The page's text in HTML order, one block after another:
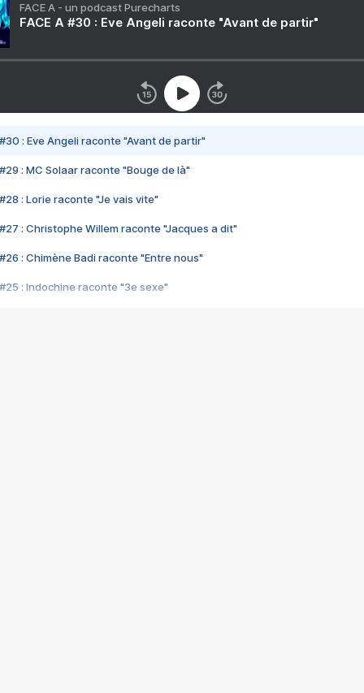
FACE A - un podcast Purecharts
FACE A #30 : Eve Angeli raconte "Avant de partir"
#30 : Eve Angeli raconte "Avant de partir"
#29 : MC Solaar raconte "Bouge de là"
#28 : Lorie raconte "Je vais vite"
#27 : Christophe Willem raconte "Jacques a dit"
#26 : Chimène Badi raconte "Entre nous"
#25 : Indochine raconte "3e sexe"